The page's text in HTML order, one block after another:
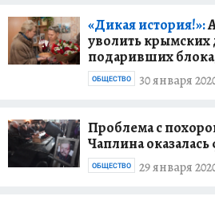
«Дикая история!»:
уволить крымских
подаривших
30 января
ОБЩЕСТВО
Проблема с
Чаплина
29 января
ОБЩЕСТВО